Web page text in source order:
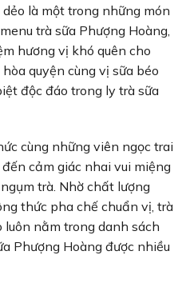
là một trong những món
trà sữa Phượng Hoàng,
hương vị khó quên cho
quyện cùng vị sữa béo
độc đáo trong ly trà sữa
cùng những viên ngọc trai
cảm giác nhai vui miệng
trà. Nhờ chất lượng
thức pha chế chuẩn vị, trà
luôn nằm trong danh sách
Phượng Hoàng được nhiều